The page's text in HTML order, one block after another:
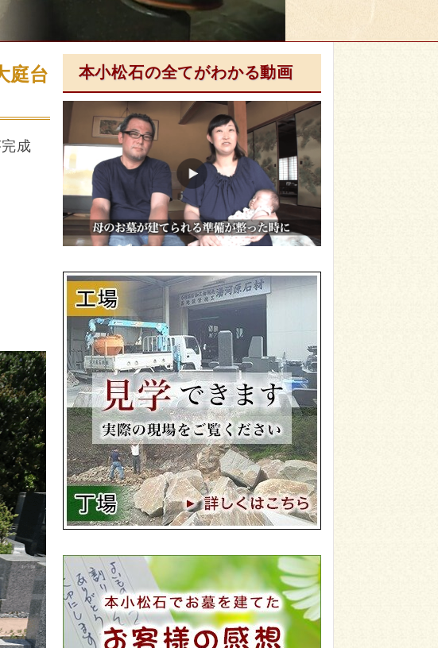
庭台
成
本小松石の全てがわかる動画